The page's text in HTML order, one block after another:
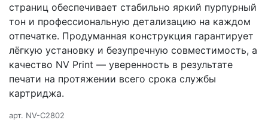
страниц обеспечивает стабильно яркий пурпурный
тон и профессиональную детализацию на каждом
отпечатке. Продуманная конструкция гарантирует
лёгкую установку и безупречную совместимость, а
качество NV Print — уверенность в результате
печати на протяжении всего срока службы
картриджа.
арт. NV-C2802